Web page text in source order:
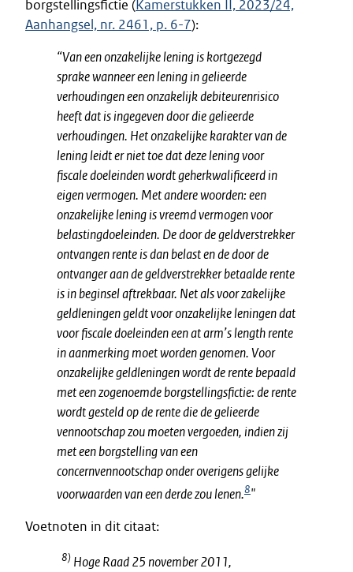
borgstellingsfictie (Kamerstukken II, 2023/24,
Aanhangsel, nr. 2461, p. 6-7):
“Van een onzakelijke lening is kortgezegd
sprake wanneer een lening in gelieerde
verhoudingen een onzakelijk debiteurenrisico
heeft dat is ingegeven door die gelieerde
verhoudingen. Het onzakelijke karakter van de
lening leidt er niet toe dat deze lening voor
fiscale doeleinden wordt geherkwalificeerd in
eigen vermogen. Met andere woorden: een
onzakelijke lening is vreemd vermogen voor
belastingdoeleinden. De door de geldverstrekker
ontvangen rente is dan belast en de door de
ontvanger aan de geldverstrekker betaalde rente
is in beginsel aftrekbaar. Net als voor zakelijke
geldleningen geldt voor onzakelijke leningen dat
voor fiscale doeleinden een at arm’s length rente
in aanmerking moet worden genomen. Voor
onzakelijke geldleningen wordt de rente bepaald
met een zogenoemde borgstellingsfictie: de rente
wordt gesteld op de rente die de gelieerde
vennootschap zou moeten vergoeden, indien zij
met een borgstelling van een
concernvennootschap onder overigens gelijke
voorwaarden van een derde zou lenen.8"
Voetnoten in dit citaat:
8) Hoge Raad 25 november 2011,